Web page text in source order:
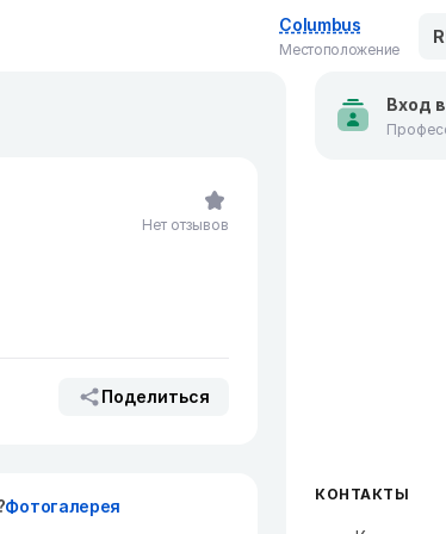
Columbus
Местоположение
Поделиться
Нет отзывов
Фотогалерея
Вход
КОНТАКТЫ